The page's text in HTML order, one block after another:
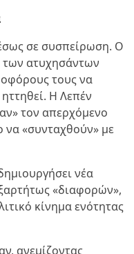
σε συσπείρωση. Ο
ατυχησάντων
τους να
Η Λεπέν
τον απερχόμενο
«συνταχθούν» με
νέα
«διαφορών»,
κίνημα ενότητας
ανεμίζοντας